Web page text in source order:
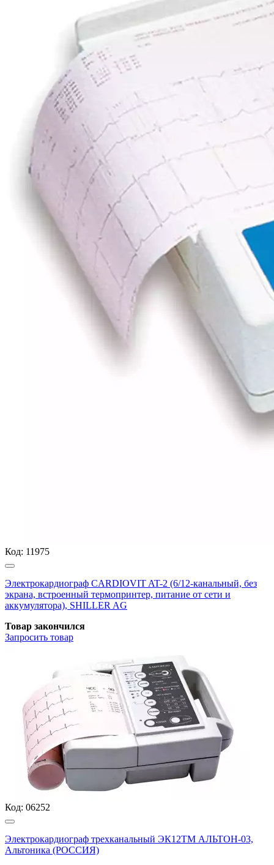
Код: 11975
Электрокардиограф CARDIOVIT AT-2 (6/12-канальный, без
экрана, встроенный термопринтер, питание от сети и
аккумулятора), SHILLER AG
Товар закончился
Запросить товар
Код: 06252
Электрокардиограф трехканальный ЭК12ТМ АЛЬТОН-03,
Альтоника (РОССИЯ)